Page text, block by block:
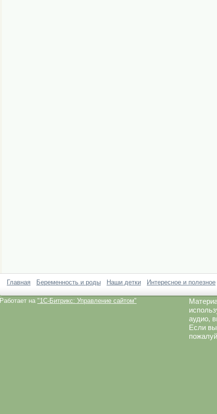
Главная Беременность и роды Наши детки Интересное и полезное
Работает на "1C-Битрикс: Управление сайтом"
аудио,
Если вы